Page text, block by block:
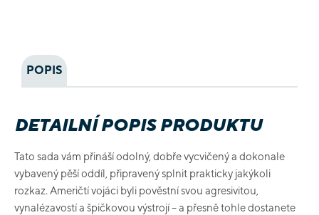
POPIS
DETAILNÍ POPIS PRODUKTU
Tato sada vám přináší odolný, dobře vycvičený a dokonale
vybavený pěší oddíl, připravený splnit prakticky jakýkoli
rozkaz. Američtí vojáci byli pověstní svou agresivitou,
vynalézavostí a špičkovou výstrojí – a přesně tohle dostanete